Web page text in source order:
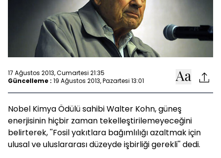
17 Ağustos 2013, Cumartesi 21:35
Güncelleme : 19 Ağustos 2013, Pazartesi 13:01
Nobel Kimya Ödülü sahibi Walter Kohn, güneş
enerjisinin hiçbir zaman tekelleştirilemeyeceğini
belirterek, ''Fosil yakıtlara bağımlılığı azaltmak için
ulusal ve uluslararası düzeyde işbirliği gerekli'' dedi.